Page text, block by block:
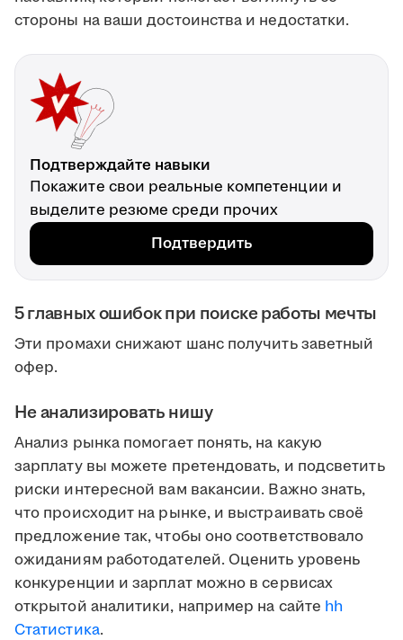
стороны на ваши достоинства и недостатки.
Подтверждайте навыки
Покажите свои реальные компетенции и
выделите резюме среди прочих
Подтвердить
5 главных ошибок при поиске работы мечты
Эти промахи снижают шанс получить заветный
офер.
Не анализировать нишу
Анализ рынка помогает понять, на какую
зарплату вы можете претендовать, и подсветить
риски интересной вам вакансии. Важно знать,
что происходит на рынке, и выстраивать своё
предложение так, чтобы оно соответствовало
ожиданиям работодателей. Оценить уровень
конкуренции и зарплат можно в сервисах
открытой аналитики, например на сайте hh
Статистика.